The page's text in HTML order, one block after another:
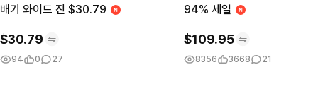
배기 와이드 진 $30.79
$30.79
94 0 27
94% 세일
$109.95
8356 3668 21